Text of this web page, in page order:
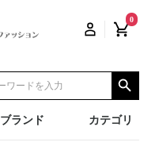
0
ブランド カテゴリ